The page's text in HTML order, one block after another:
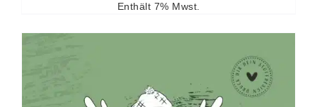
Enthält 7% Mwst.